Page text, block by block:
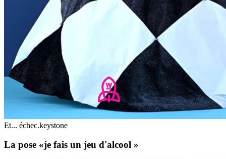
Et... échec.keystone
La pose «je fais un jeu d'alcool »